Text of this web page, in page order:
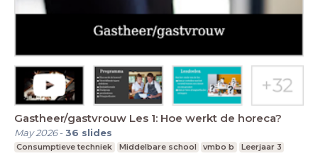
Gastheer/gastvrouw Les 1: Hoe werkt de horeca?
May 2026-36 slides
Consumptieve techniek Middelbare school vmbo b Leerjaar 3